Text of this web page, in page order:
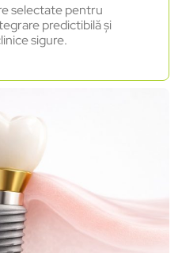
selectate pentru
predictibilă și
sigure.